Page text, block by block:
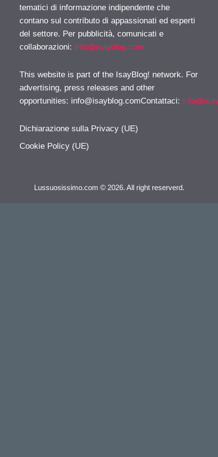
tematici di informazione indipendente che
contano sul contributo di appassionati ed esperti
del settore. Per pubblicità, comunicati e
collaborazioni: info@isayblog.com
This website is part of the IsayBlog! network. For
advertising, press releases and other
opportunities: info@isayblog.comContattaci:
Dichiarazione sulla Privacy (UE)
Cookie Policy (UE)
Lussuosissimo.com © 2026. All right reserverd.